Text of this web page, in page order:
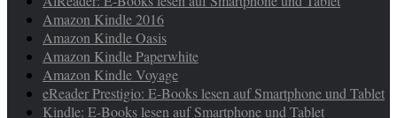
Amazon Kindle 2016
Amazon Kindle Oasis
Amazon Kindle Paperwhite
Amazon Kindle Voyage
eReader Prestigio: E-Books lesen auf Smartphone und Tablet
Kindle: E-Books lesen auf Smartphone und Tablet